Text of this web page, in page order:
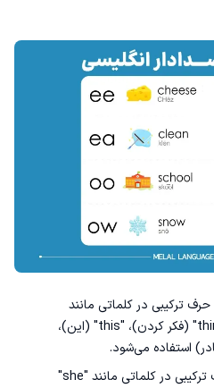
ترکیبی در کلماتی مانند
"thank you" (متشکرم)، "think" (فکر کردن)، "this" (این)،
" (صدای "ش"): این حرف ترکیبی در کلماتی مانند "she"